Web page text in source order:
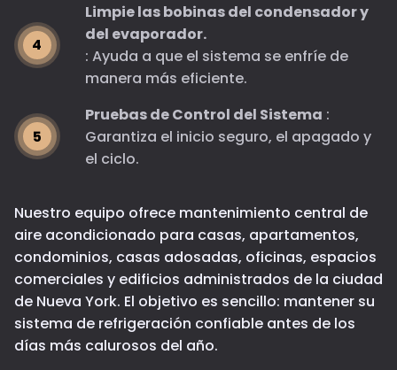
Nuestro equipo ofrece mantenimiento central de
aire acondicionado para casas, apartamentos,
condominios, casas adosadas, oficinas, espacios
comerciales y edificios administrados de la ciudad
de Nueva York. El objetivo es sencillo: mantener su
sistema de refrigeración confiable antes de los
días más calurosos del año.
Limpie las bobinas del condensador y
del evaporador.
: Ayuda a que el sistema se enfríe de
manera más eficiente.
Pruebas de Control del Sistema :
Garantiza el inicio seguro, el apagado y
el ciclo.